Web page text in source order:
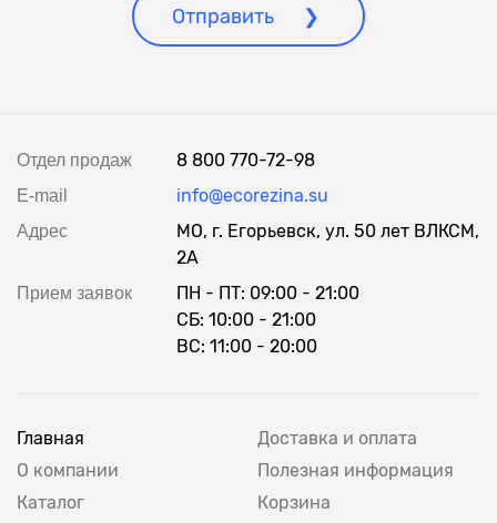
Отправить
Отдел продаж 8 800 770-72-98
E-mail info@ecorezina.su
Адрес
МО, г. Егорьевск, ул. 50 лет ВЛКСМ,
2А
Прием заявок
ПН - ПТ: 09:00 - 21:00
СБ: 10:00 - 21:00
ВС: 11:00 - 20:00
Главная
О компании
Каталог
Доставка и оплата
Полезная информация
Корзина